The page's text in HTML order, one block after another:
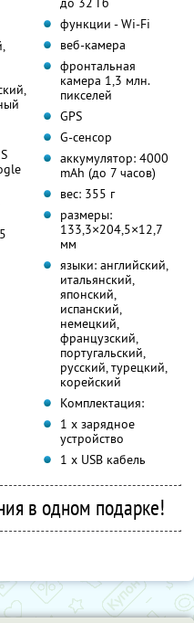
функции - Wi-Fi
веб-камера
фронтальная
камера 1,3 млн.
пикселей
GPS
G-сенсор
аккумулятор: 4000
mAh (до 7 часов)
вес: 355 г
размеры:
133,3×204,5×12,7
мм
языки: английский,
итальянский,
японский,
испанский,
немецкий,
французский,
португальский,
русский, турецкий,
корейский
Комплектация:
1 х зарядное
устройство
1 х USB кабель
в одном подарке!